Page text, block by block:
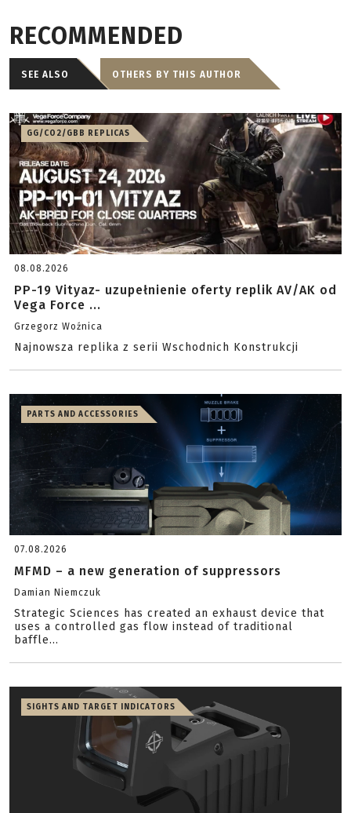
RECOMMENDED
SEE ALSO OTHERS BY THIS AUTHOR
GG/CO2/GBB REPLICAS
08.08.2026
PP-19 Vityaz- uzupełnienie oferty replik AV/AK od
Vega Force ...
Grzegorz Woźnica
Najnowsza replika z serii Wschodnich Konstrukcji
PARTS AND ACCESSORIES
07.08.2026
MFMD – a new generation of suppressors
Damian Niemczuk
Strategic Sciences has created an exhaust device that
uses a controlled gas flow instead of traditional
baffle...
SIGHTS AND TARGET INDICATORS